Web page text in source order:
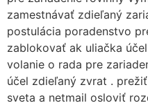
zamestnávať zdieľaný
postulácia poradenstvo
zablokovať ak uliačka
volanie o rada pre
účel zdieľaný zvrat .
sveta a netmail osloviť